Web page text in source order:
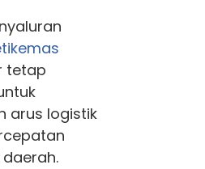
tetap
arus logistik